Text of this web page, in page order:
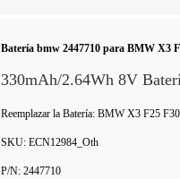
Batería bmw 2447710 para BMW X3
330mAh/2.64Wh 8V
Reemplazar la Batería: BMW X3 F25
SKU: ECN12984_Oth
P/N: 2447710